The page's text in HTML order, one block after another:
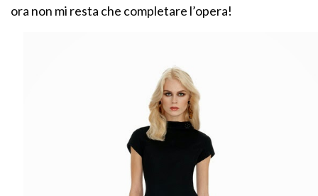
ora non mi resta che completare l’opera!